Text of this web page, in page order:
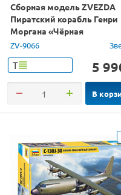
Сборная модель ZVEZDA
Пиратский корабль Генри
Моргана «Чёрная
Жемчужина», 1/72
ZV-9066
Т 5
В